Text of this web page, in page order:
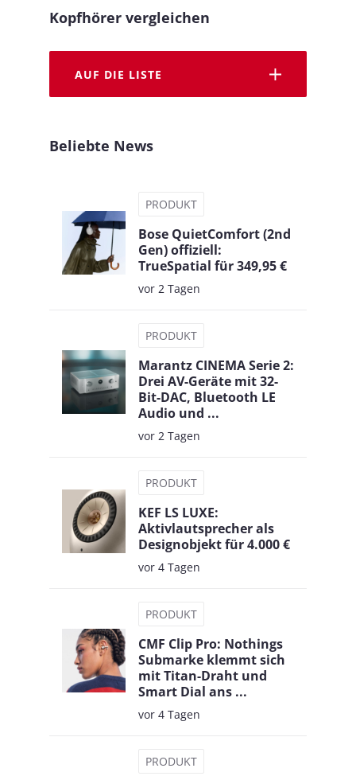
Kopfhörer vergleichen
AUF DIE LISTE
Beliebte News
PRODUKT
Bose QuietComfort (2nd
Gen) offiziell:
TrueSpatial für 349,95 €
vor 2 Tagen
PRODUKT
Marantz CINEMA Serie 2:
Drei AV-Geräte mit 32-
Bit-DAC, Bluetooth LE
Audio und ...
vor 2 Tagen
PRODUKT
KEF LS LUXE:
Aktivlautsprecher als
Designobjekt für 4.000 €
vor 4 Tagen
PRODUKT
CMF Clip Pro: Nothings
Submarke klemmt sich
mit Titan-Draht und
Smart Dial ans ...
vor 4 Tagen
PRODUKT